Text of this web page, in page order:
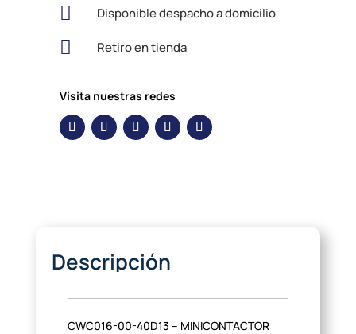
 Disponible despacho a domicilio
 Retiro en tienda
Visita nuestras redes
Descripción
CWC016-00-40D13 – MINICONTACTOR